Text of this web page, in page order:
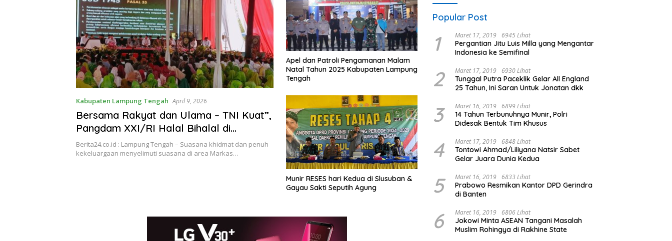
Kabupaten Lampung Tengah April 9, 2026
Bersama Rakyat dan Ulama – TNI Kuat”,
Pangdam XXI/RI Halal Bihalal di
Makodim 0411/KM
Berita24.co.id : Lampung Tengah – Suasana khidmat dan penuh
kekeluargaan menyelimuti suasana di area Markas…
Apel dan Patroli Pengamanan Malam
Natal Tahun 2025 Kabupaten Lampung
Tengah
Munir RESES hari Kedua di Slusuban &
Gayau Sakti Seputih Agung
Popular Post
1 Maret 17, 2019 6945 Lihat
Pergantian Jitu Luis Milla yang Mengantar
Indonesia ke Semifinal
2 Maret 17, 2019 6930 Lihat
Tunggal Putra Paceklik Gelar All England
25 Tahun, Ini Saran Untuk Jonatan dkk
3 Maret 16, 2019 6899 Lihat
14 Tahun Terbunuhnya Munir, Polri
Didesak Bentuk Tim Khusus
4 Maret 17, 2019 6848 Lihat
Tontowi Ahmad/Liliyana Natsir Sabet
Gelar Juara Dunia Kedua
5 Maret 16, 2019 6833 Lihat
Prabowo Resmikan Kantor DPD Gerindra
di Banten
6 Maret 16, 2019 6806 Lihat
Jokowi Minta ASEAN Tangani Masalah
Muslim Rohingya di Rakhine State